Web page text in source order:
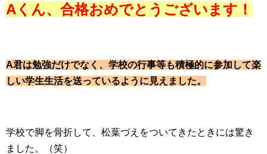
Aくん、合格おめでとうございます！
A君は勉強だけでなく、学校の行事等も積極的に参加して楽
しい学生生活を送っているように見えました。
学校で脚を骨折して、松葉づえをついてきたときには驚き
ました。（笑）